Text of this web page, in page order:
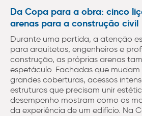
Da Copa para a obra: cinco
arenas para a construção civil
Durante uma partida, a atenção
para arquitetos, engenheiros e
construção, as próprias arenas
espetáculo. Fachadas que
grandes coberturas, acessos
estruturas que precisam unir
desempenho mostram como os
da experiência de um edifício. Na